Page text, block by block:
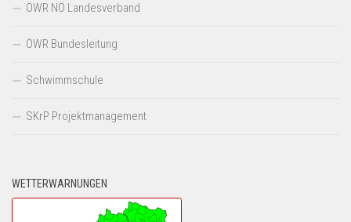
ÖWR NÖ Landesverband
ÖWR Bundesleitung
Schwimmschule
SKrP Projektmanagement
WETTERWARNUNGEN